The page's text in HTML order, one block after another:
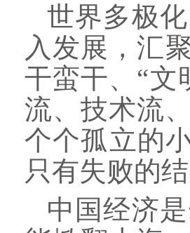
世界多极
入发展，汇
干蛮干、“文
流、技术流
个个孤立的
只有失败的
中国经济